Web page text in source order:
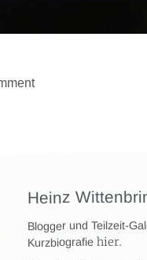
Heinz
Blogger und Teilzeit-
Kurzbiografiehier.